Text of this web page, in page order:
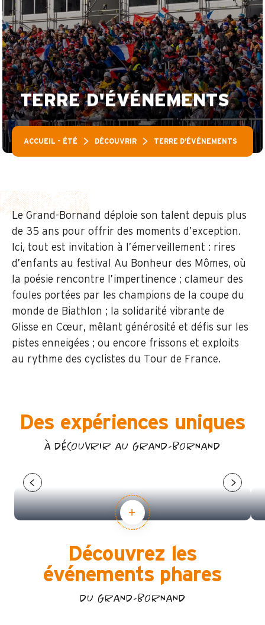
TERRE D'ÉVÉNEMENTS
ACCUEIL – ÉTÉ DÉCOUVRIR TERRE D’ÉVÉNEMENTS
Le Grand-Bornand déploie son talent depuis plus
de 35 ans pour offrir des moments d’exception.
Ici, tout est invitation à l’émerveillement : rires
d’enfants au festival Au Bonheur des Mômes, où
la poésie rencontre l’impertinence ; clameur des
foules portées par les champions de la coupe du
monde de Biathlon ; la solidarité vibrante de
Glisse en Cœur, mêlant générosité et défis sur les
pistes enneigées ; ou encore frissons et exploits
au rythme des cyclistes du Tour de France.
Des expériences uniques
À DÉCOUVRIR AU GRAND-BORNAND
FESTIVAL AU BONHEUR DES MÔMES
Découvrez les
événements phares
DU GRAND-BORNAND